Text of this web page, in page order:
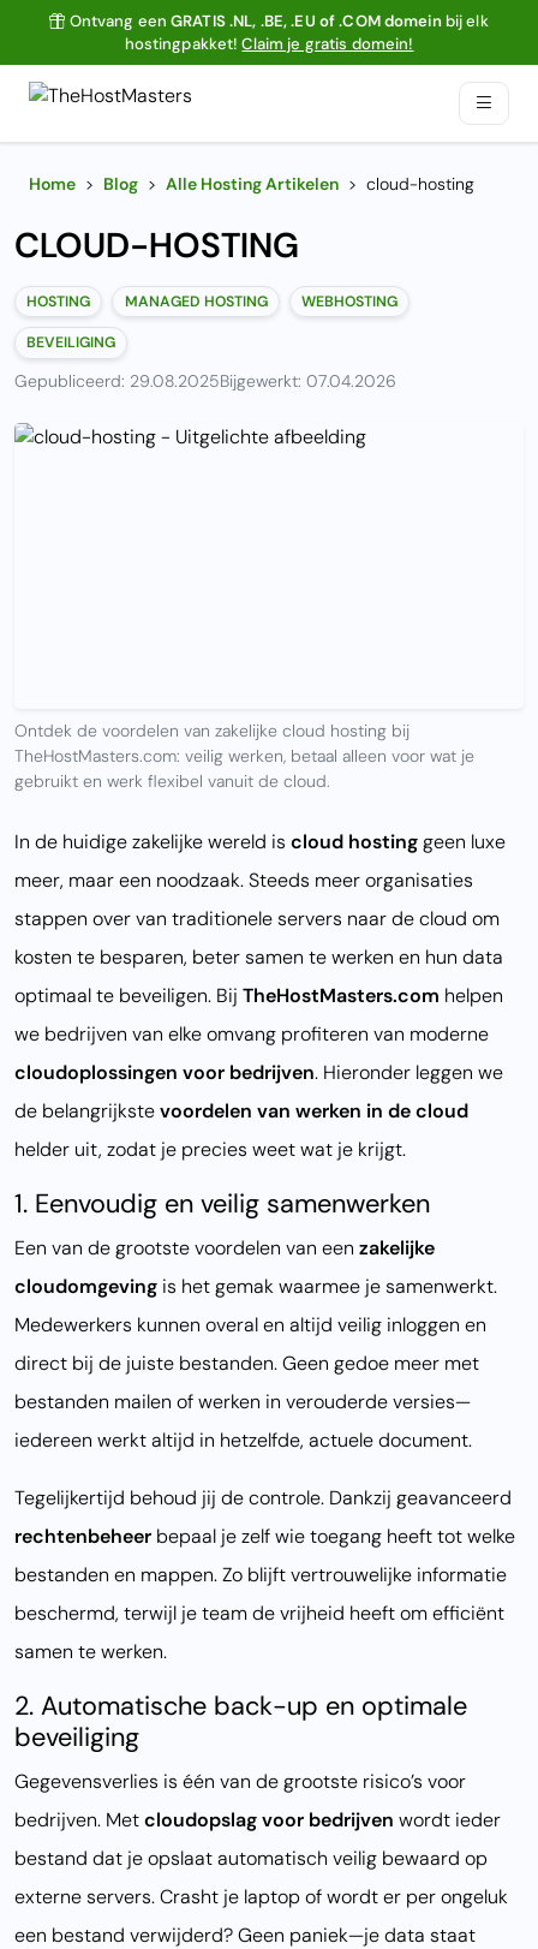
Ontvang eenGRATIS .NL, .BE, .EU of .COM domeinbij elk
hostingpakket!Claim je gratis domein!
Home > Blog > Alle Hosting Artikelen > cloud-hosting
CLOUD-HOSTING
HOSTING MANAGED HOSTING WEBHOSTING
BEVEILIGING
Gepubliceerd: 29.08.2025Bijgewerkt: 07.04.2026
Ontdek de voordelen van zakelijke cloud hosting bij
TheHostMasters.com: veilig werken, betaal alleen voor wat je
gebruikt en werk flexibel vanuit de cloud.
In de huidige zakelijke wereld is cloud hostinggeen luxe
meer, maar een noodzaak. Steeds meer organisaties
stappen over van traditionele servers naar de cloud om
kosten te besparen, beter samen te werken en hun data
optimaal te beveiligen. Bij TheHostMasters.com helpen
we bedrijven van elke omvang profiteren van moderne
cloudoplossingen voor bedrijven. Hieronder leggen we
de belangrijkstevoordelen van werken in de cloud
helder uit, zodat je precies weet wat je krijgt.
1. Eenvoudig en veilig samenwerken
Een van de grootste voordelen van een zakelijke
cloudomgeving is het gemak waarmee je samenwerkt.
Medewerkers kunnen overal en altijd veilig inloggen en
direct bij de juiste bestanden. Geen gedoe meer met
bestanden mailen of werken in verouderde versies—
iedereen werkt altijd in hetzelfde, actuele document.
Tegelijkertijd behoud jij de controle. Dankzij geavanceerd
rechtenbeheer bepaal je zelf wie toegang heeft tot welke
bestanden en mappen. Zo blijft vertrouwelijke informatie
beschermd, terwijl je team de vrijheid heeft om efficiënt
samen te werken.
2. Automatische back-up en optimale
beveiliging
Gegevensverlies is één van de grootste risico’s voor
bedrijven. Metcloudopslag voor bedrijven wordt ieder
bestand dat je opslaat automatisch veilig bewaard op
externe servers. Crasht je laptop of wordt er per ongeluk
een bestand verwijderd? Geen paniek—je data staat